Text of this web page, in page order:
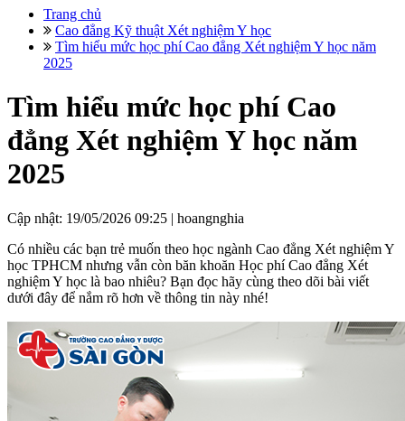
Trang chủ
Cao đẳng Kỹ thuật Xét nghiệm Y học
Tìm hiểu mức học phí Cao đẳng Xét nghiệm Y học năm
2025
Tìm hiểu mức học phí Cao
đẳng Xét nghiệm Y học năm
2025
Cập nhật: 19/05/2026 09:25 | hoangnghia
Có nhiều các bạn trẻ muốn theo học ngành Cao đẳng Xét nghiệm Y
học TPHCM nhưng vẫn còn băn khoăn Học phí Cao đẳng Xét
nghiệm Y học là bao nhiêu? Bạn đọc hãy cùng theo dõi bài viết
dưới đây để nắm rõ hơn về thông tin này nhé!